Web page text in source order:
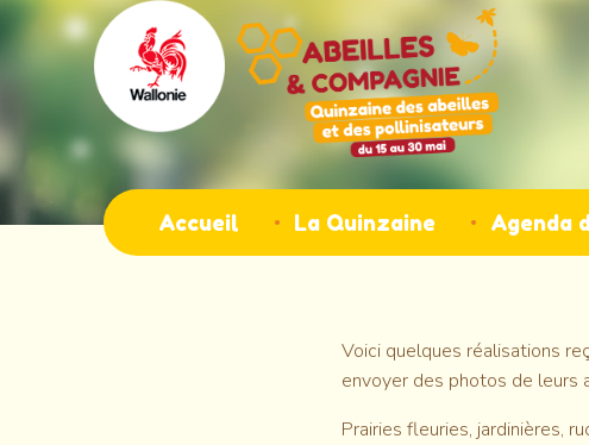
Aller
contenu
Main
navigation
Accueil La Quinzaine Agenda
Voici quelques réalisations
envoyer des photos de leurs
Prairies fleuries, jardinières,